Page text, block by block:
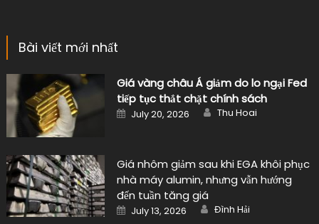
Bài viết mới nhất
Giá vàng châu Á giảm do lo ngại Fed
tiếp tục thắt chặt chính sách
Posted
on
July 20, 2026 Author
Thu Hoai
Giá nhôm giảm sau khi EGA khôi phục
nhà máy alumin, nhưng vẫn hướng
đến tuần tăng giá
Posted
on
July 13, 2026 Author
Đình Hải